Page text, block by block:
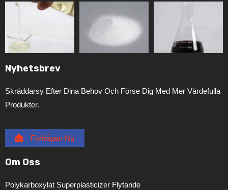
Nyhetsbrev
Skräddarsy Efter Dina Behov Och Förse Dig Med Mer Värdefulla
Produkter.
Förfrågan Nu
Om Oss
Polykarboxylat Superplasticizer Flytande